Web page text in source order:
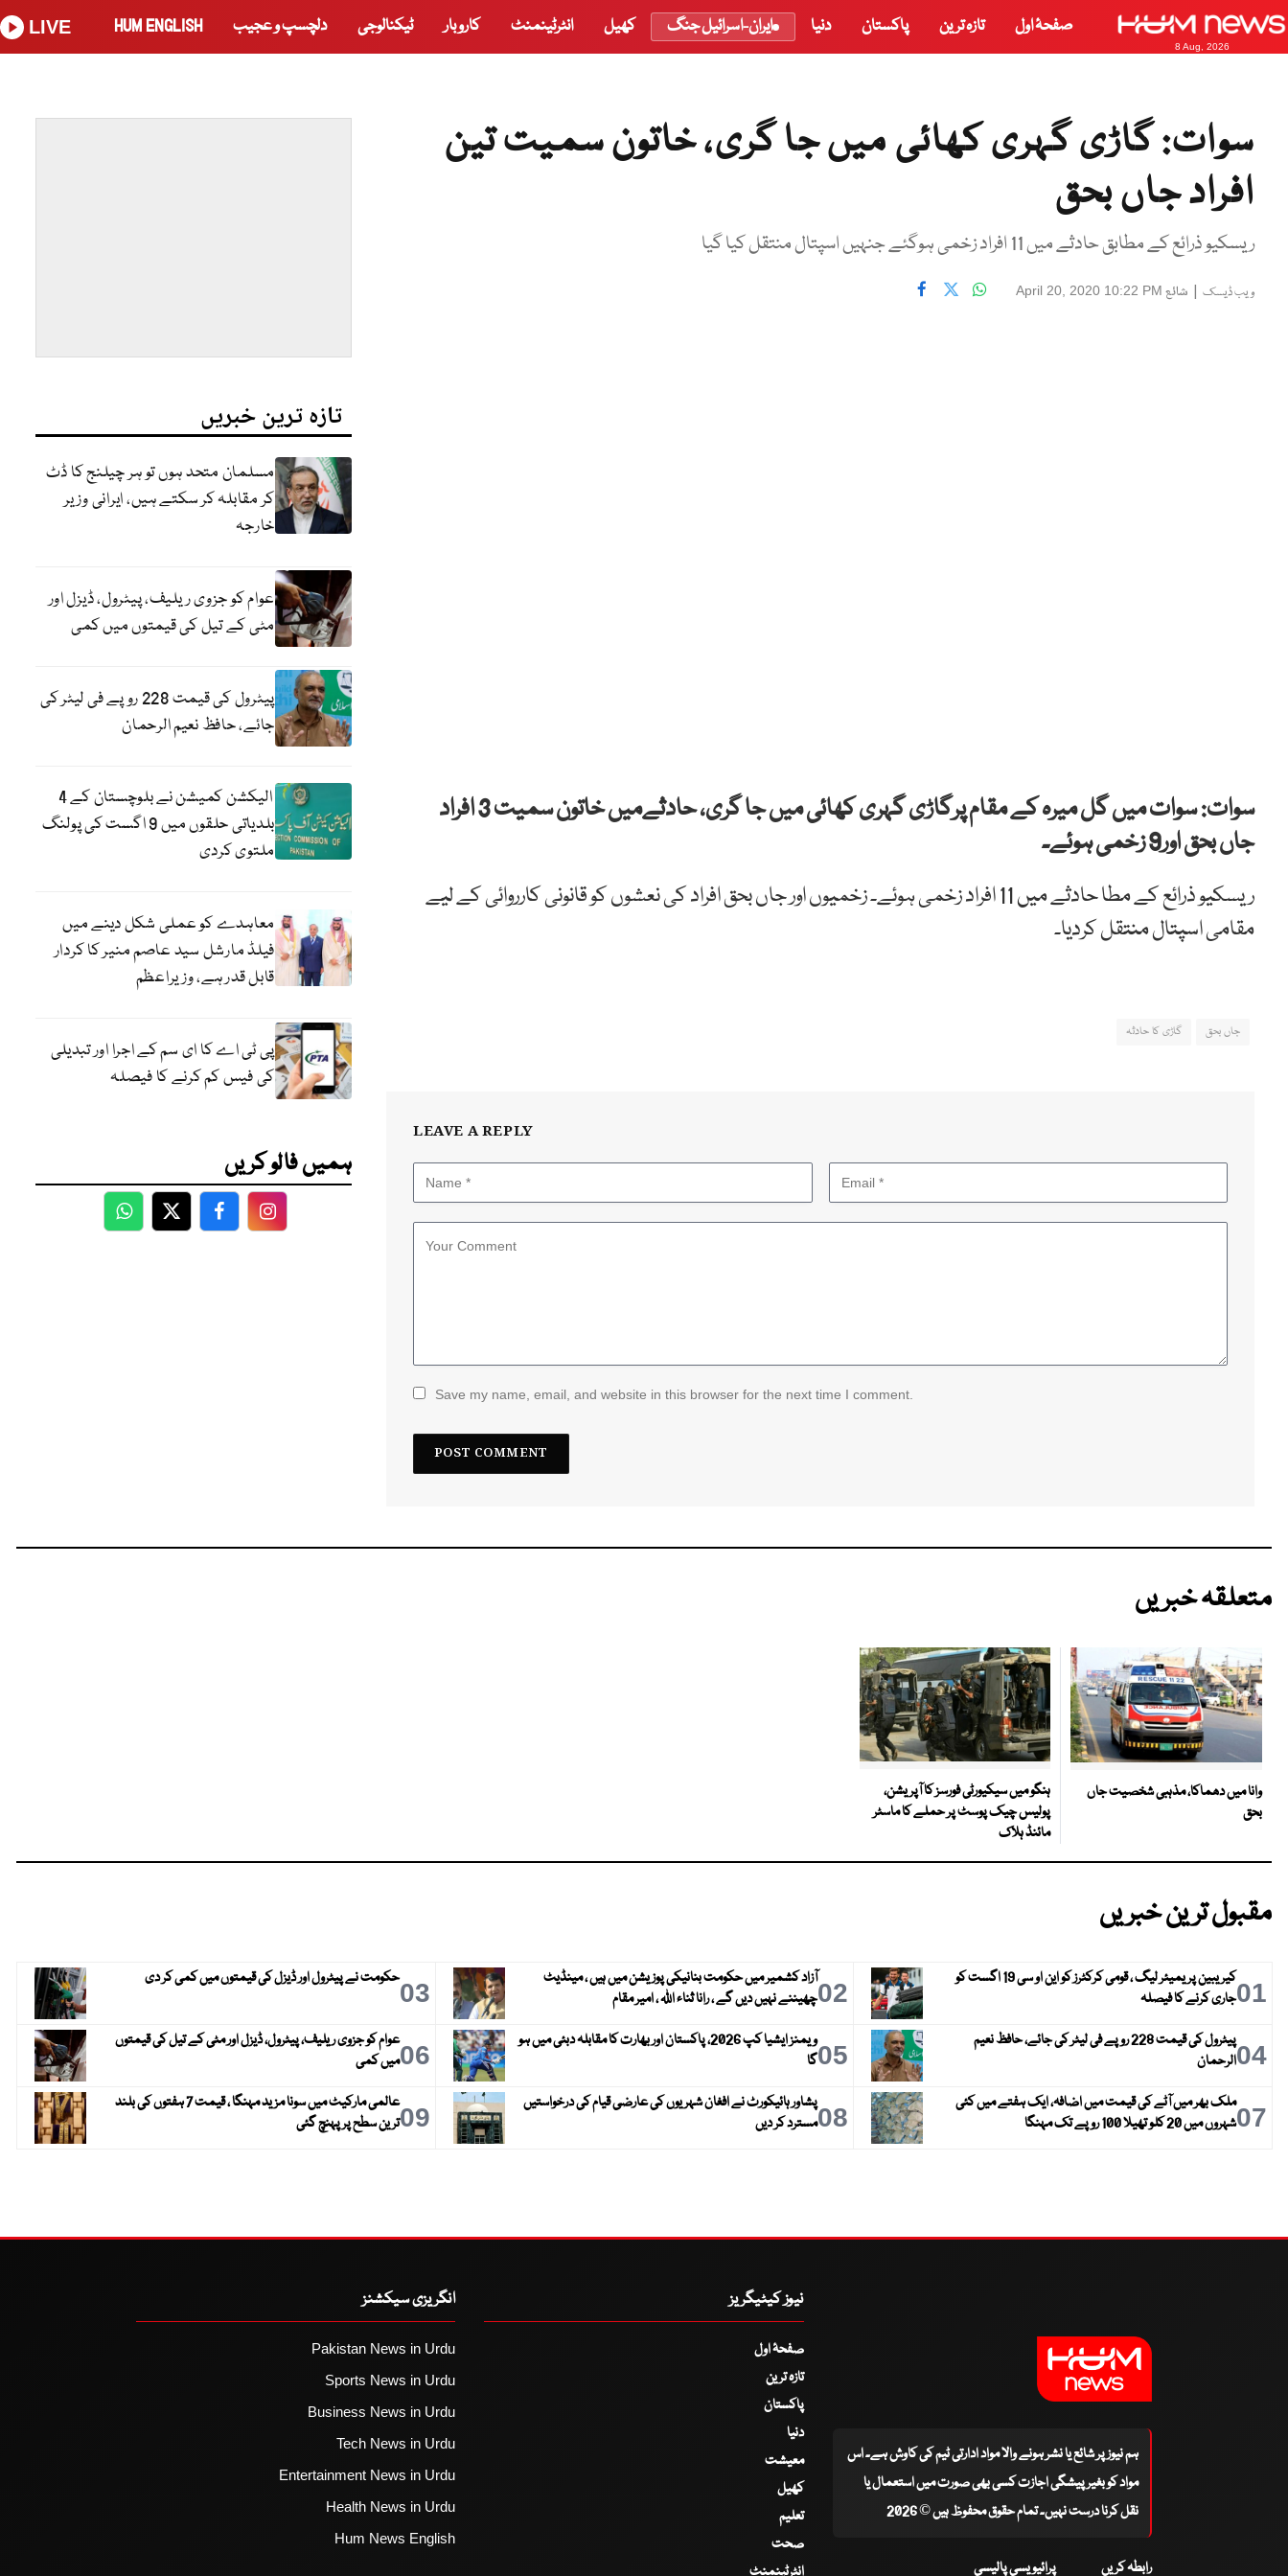
8 Aug, 2026
صفحۂ اول تازہ ترین پاکستان دنیا ایران-اسرائیل جنگ کھیل انٹرٹینمنٹ کاروبار ٹیکنالوجی دلچسپ و عجیب HUM ENGLISH
LIVE
سوات: گاڑی گہری کھائی میں جا گری، خاتون سمیت تین
افراد جاں بحق
ریسکیو ذرائع کے مطابق حادثے میں 11 افراد زخمی ہوگئے جنہیں اسپتال منتقل کیا گیا
ویب ڈیسک | شائع April 20, 2020 10:22 PM
سوات: سوات میں گل میرہ کے مقام پرگاڑی گہری کھائی میں جا گری، حادثےمیں خاتون سمیت 3 افراد
جاں بحق اور9 زخمی ہوئے۔
ریسکیو ذرائع کے مطا حادثے میں 11 افراد زخمی ہوئے۔ زخمیوں اور جاں بحق افراد کی نعشوں کو قانونی کارروائی کے لیے
مقامی اسپتال منتقل کردیا۔
جاں بحق گاڑی کا حادثہ
LEAVE A REPLY
Save my name, email, and website in this browser for the next time I comment.
تازہ ترین خبریں
مسلمان متحد ہوں تو ہر چیلنج کا ڈٹ
کر مقابلہ کر سکتے ہیں، ایرانی وزیر
خارجہ
عوام کو جزوی ریلیف، پیٹرول، ڈیزل اور
مٹی کے تیل کی قیمتوں میں کمی
پیٹرول کی قیمت 228 روپے فی لیٹر کی
جائے، حافظ نعیم الرحمان
الیکشن کمیشن نے بلوچستان کے 4
بلدیاتی حلقوں میں 9 اگست کی پولنگ
ملتوی کردی
معاہدے کو عملی شکل دینے میں
فیلڈ مارشل سید عاصم منیر کا کردار
قابل قدر ہے، وزیراعظم
پی ٹی اے کا ای سم کے اجرا اور تبدیلی
کی فیس کم کرنے کا فیصلہ
ہمیں فالو کریں
WhatsApp
TwitterFacebookFacebook
متعلقہ خبریں
وانا میں دھماکا، مذہبی شخصیت جاں
بحق
ہنگو میں سیکیورٹی فورسز کا آپریشن،
پولیس چیک پوسٹ پر حملے کا ماسٹر
مائنڈ ہلاک
مقبول ترین خبریں
01
کیریبین پریمیئر لیگ ، قومی کرکٹرز کو این او سی 19 اگست کو
جاری کرنے کا فیصلہ
02آزاد کشمیر میں حکومت بنانیکی پوزیشن میں ہیں ، مینڈیٹ
چھیننے نہیں دیں گے ، رانا ثناء اللہ ، امیر مقام
03حکومت نے پیٹرول اور ڈیزل کی قیمتوں میں کمی کر دی
04
پیٹرول کی قیمت 228 روپے فی لیٹر کی جائے، حافظ نعیم
الرحمان
05
ویمنز ایشیا کپ 2026، پاکستان اور بھارت کا مقابلہ دبئی میں ہو
گا
06عوام کو جزوی ریلیف، پیٹرول، ڈیزل اور مٹی کے تیل کی قیمتوں
میں کمی
07ملک بھر میں آٹے کی قیمت میں اضافہ، ایک ہفتے میں کئی
شہروں میں 20 کلو تھیلا 100 روپے تک مہنگا
08پشاور ہائیکورٹ نے افغان شہریوں کی عارضی قیام کی درخواستیں
مسترد کر دیں
09
عالمی مارکیٹ میں سونا مزید مہنگا ، قیمت 7 ہفتوں کی بلند
ترین سطح پر پہنچ گئی
ہم نیوز پر شائع یا نشر ہونے والا مواد ادارتی ٹیم کی کاوش ہے۔ اس
مواد کو بغیر پیشگی اجازت کسی بھی صورت میں استعمال یا
نقل کرنا درست نہیں۔ تمام حقوق محفوظ ہیں © 2026
رابطہ کریں پرائیویسی پالیسی
نیوز کیٹیگریز
صفحۂ اول
تازہ ترین
پاکستان
دنیا
معیشت
کھیل
تعلیم
صحت
انگریزی سیکشنز
Pakistan News in Urdu
Sports News in Urdu
Business News in Urdu
Tech News in Urdu
Entertainment News in Urdu
Health News in Urdu
Hum News English